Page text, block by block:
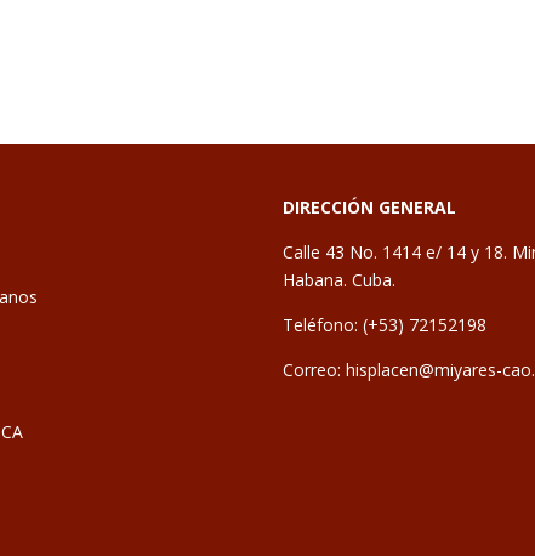
DIRECCIÓN GENERAL
Calle 43 No. 1414 e/ 14 y 18.
Habana. Cuba.
Teléfono: (+53) 72152198
Correo: hisplacen@miyares-